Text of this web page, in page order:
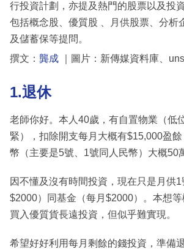
行投資計劃，亦提及熱門的股票以及投
包括概念股、優質股 、月供股票、分析
及儲蓄保等提問。
撰文： 龔成 ｜圖片：新傳媒資料庫、
1.退休
老師你好。本人40歲，有自置物業（低
緊），扣除開支每月大概有$15,000盈
幣（主要是5號、1號同人民幣）大概50
因不懂及沒有時間投資，現在只是月供1
$2000）同基金（每月$2000）。本想
買入優質貨長遠投資，但似乎難實現。
希望好好利用每月剩餘的錢投資，準備